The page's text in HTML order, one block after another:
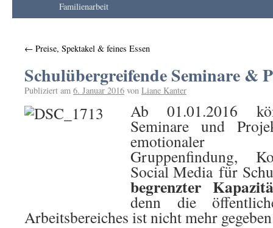
Familienarbeit
← Preise, Spektakel & feines Essen
Schulübergreifende Seminare &
Publiziert am 6. Januar 2016 von Liane Kanter
Ab 01.01.2016
Seminare und
emotionaler
Gruppenfindung,
Social Media für
begrenzter
denn die
Arbeitsbereiches ist nicht mehr